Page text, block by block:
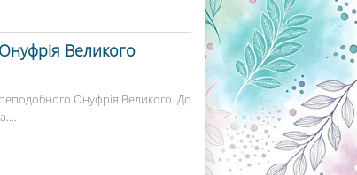
Великого
Онуфрія Великого. До